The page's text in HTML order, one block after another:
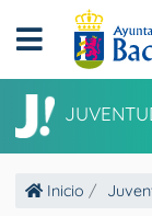
Inicio